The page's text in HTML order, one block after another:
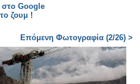
στο Google
ζουμ !
Επόμενη Φωτογραφία (2/26) >